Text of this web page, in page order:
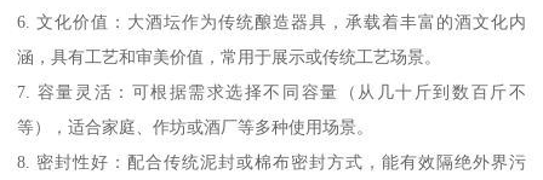
6. 文化价值：大酒坛作为传统酿造器具，承载着丰富的酒文化内
涵，具有工艺和审美价值，常用于展示或传统工艺场景。
7. 容量灵活：可根据需求选择不同容量（从几十斤到数百斤不
等），适合家庭、作坊或酒厂等多种使用场景。
8. 密封性好：配合传统泥封或棉布密封方式，能有效隔绝外界污